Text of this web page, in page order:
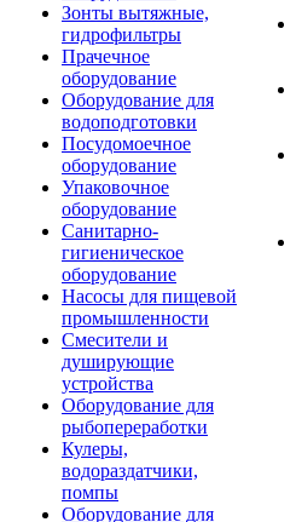
Зонты вытяжные,
гидрофильтры
Прачечное
оборудование
Оборудование для
водоподготовки
Посудомоечное
оборудование
Упаковочное
оборудование
Санитарно-
гигиеническое
оборудование
Насосы для пищевой
промышленности
Смесители и
душирующие
устройства
Оборудование для
рыбопереработки
Кулеры,
водораздатчики,
помпы
Оборудование для